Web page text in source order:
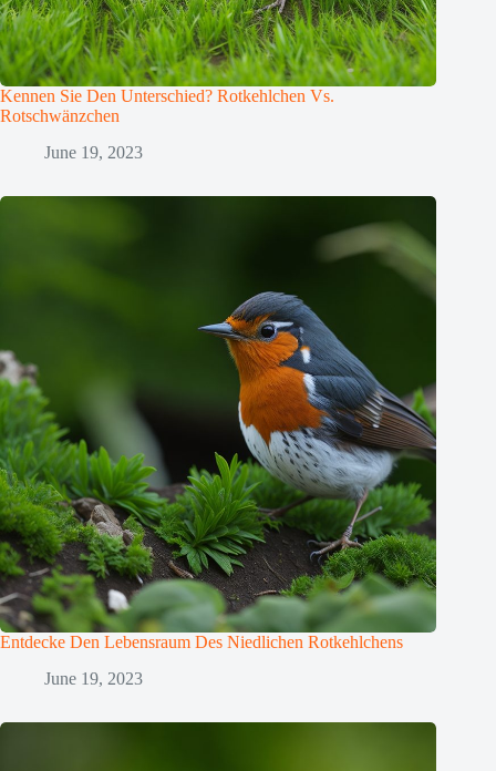
Kennen Sie Den Unterschied? Rotkehlchen Vs.
Rotschwänzchen
June 19, 2023
Entdecke Den Lebensraum Des Niedlichen Rotkehlchens
June 19, 2023